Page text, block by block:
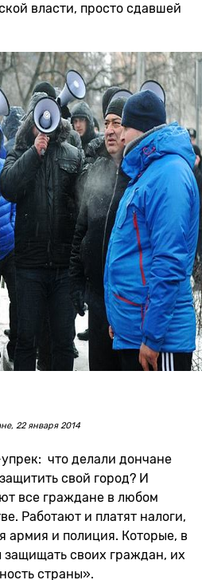
власти, просто сдавшей
22 января 2014
что делали дончане
свой город? И
все граждане в любом
Работают и платят налоги,
армия и полиция. Которые, в
защищать своих граждан, их
страны».